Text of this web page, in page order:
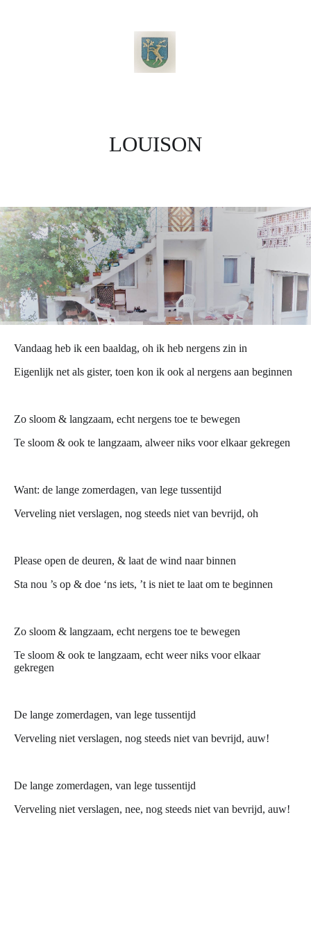
LOUISON
Vandaag heb ik een baaldag, oh ik heb nergens zin in
Eigenlijk net als gister, toen kon ik ook al nergens aan beginnen
Zo sloom & langzaam, echt nergens toe te bewegen
Te sloom & ook te langzaam, alweer niks voor elkaar gekregen
Want: de lange zomerdagen, van lege tussentijd
Verveling niet verslagen, nog steeds niet van bevrijd, oh
Please open de deuren, & laat de wind naar binnen
Sta nou ’s op & doe ‘ns iets, ’t is niet te laat om te beginnen
Zo sloom & langzaam, echt nergens toe te bewegen
Te sloom & ook te langzaam, echt weer niks voor elkaar
gekregen
De lange zomerdagen, van lege tussentijd
Verveling niet verslagen, nog steeds niet van bevrijd, auw!
De lange zomerdagen, van lege tussentijd
Verveling niet verslagen, nee, nog steeds niet van bevrijd, auw!